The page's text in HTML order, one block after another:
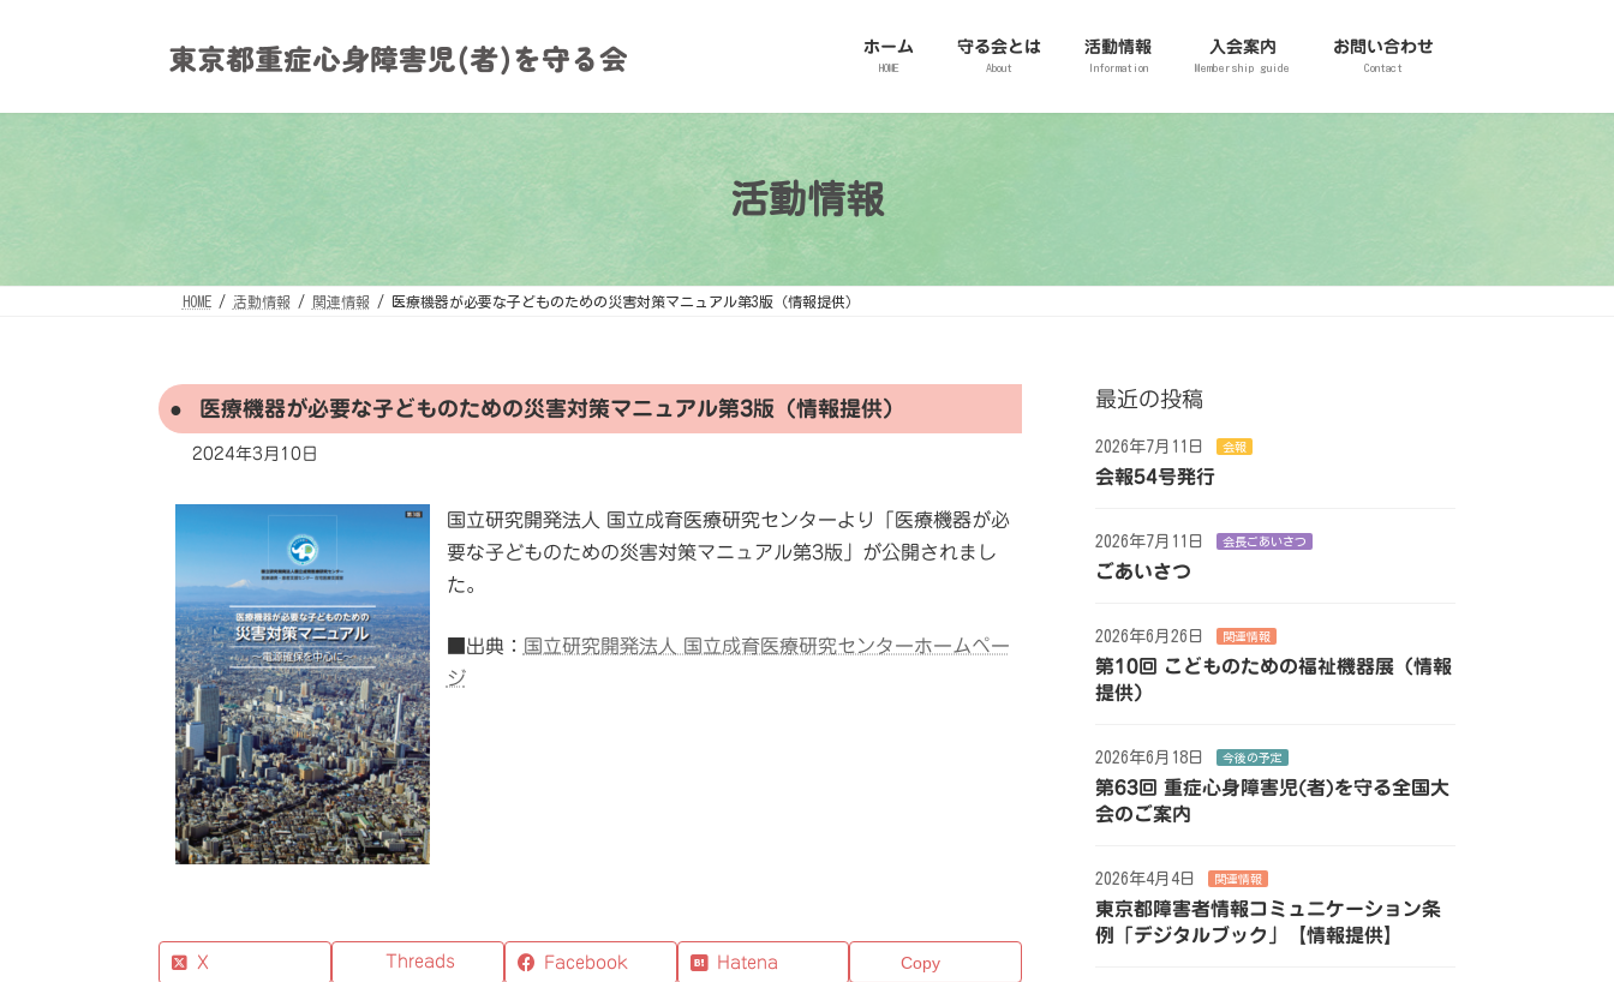
ホーム
HOME
守る会とは
About
活動情報
Information
入会案内
Membership guide
お問い合わせ
Contact
活動情報
HOME 活動情報 関連情報 医療機器が必要な子どものための災害対策マニュアル第3版（情報提供）
医療機器が必要な子どものための災害対策マニュアル第3版（情報提供）
2024年3月10日
国立研究開発法人 国立成育医療研究センターより「医療機器が必
要な子どものための災害対策マニュアル第3版」が公開されまし
た。
■出典： 国立研究開発法人 国立成育医療研究センターホームペー
ジ
Facebook
X Threads Hatena Copy
最近の投稿
2026年7月11日 会報
会報54号発行
2026年7月11日 会長ごあいさつ
ごあいさつ
2026年6月26日 関連情報
第10回 こどものための福祉機器展（情報
提供）
2026年6月18日 今後の予定
第63回 重症心身障害児(者)を守る全国大
会のご案内
2026年4月4日 関連情報
東京都障害者情報コミュニケーション条
例「デジタルブック」【情報提供】